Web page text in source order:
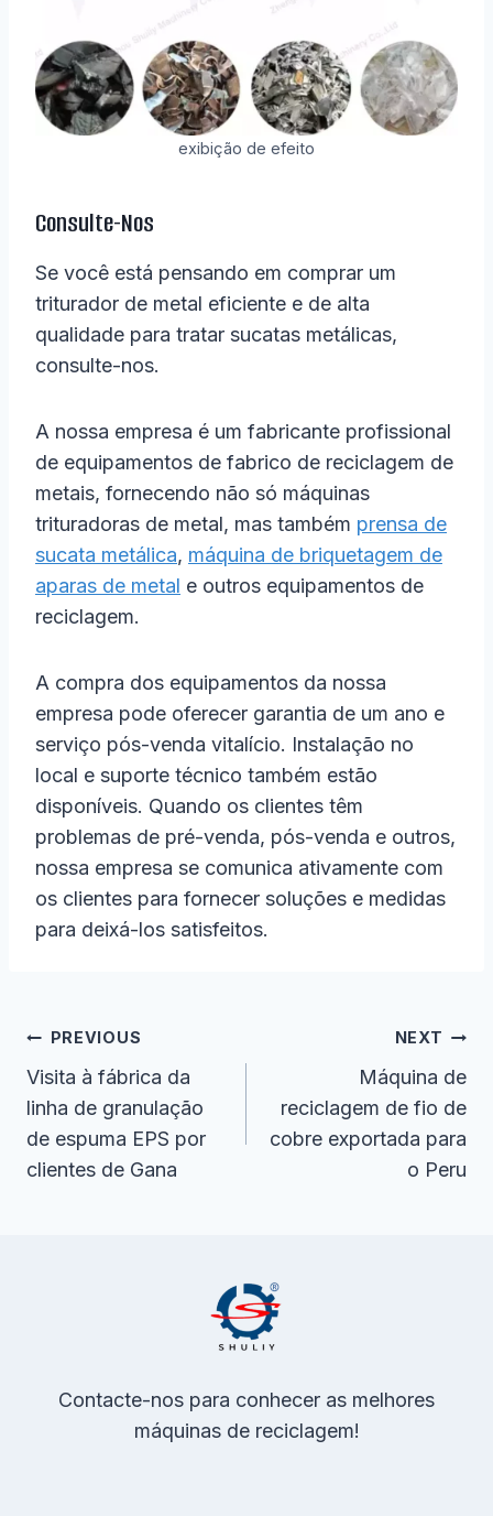
exibição de efeito
Consulte-Nos
Se você está pensando em comprar um
triturador de metal eficiente e de alta
qualidade para tratar sucatas metálicas,
consulte-nos.
A nossa empresa é um fabricante profissional
de equipamentos de fabrico de reciclagem de
metais, fornecendo não só máquinas
trituradoras de metal, mas também prensa de
sucata metálica, máquina de briquetagem de
aparas de metal e outros equipamentos de
reciclagem.
A compra dos equipamentos da nossa
empresa pode oferecer garantia de um ano e
serviço pós-venda vitalício. Instalação no
local e suporte técnico também estão
disponíveis. Quando os clientes têm
problemas de pré-venda, pós-venda e outros,
nossa empresa se comunica ativamente com
os clientes para fornecer soluções e medidas
para deixá-los satisfeitos.
Navegação
De
Artigos
PREVIOUS
Visita à fábrica da
linha de granulação
de espuma EPS por
clientes de Gana
NEXT
Máquina de
reciclagem de fio de
cobre exportada para
o Peru
Contacte-nos para conhecer as melhores
máquinas de reciclagem!